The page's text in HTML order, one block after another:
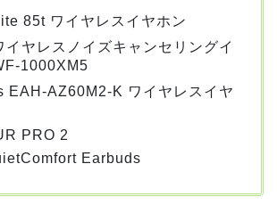
85t ワイヤレスイヤホン
イヤレスノイズキャンセリングイ
1000XM5
EAH-AZ60M2-K ワイヤレスイヤ
PRO 2
Earbuds